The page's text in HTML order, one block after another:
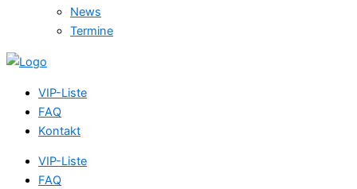
News
Termine
VIP-Liste
FAQ
Kontakt
VIP-Liste
FAQ